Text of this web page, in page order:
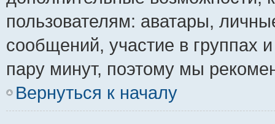
пользователям: аватары,
сообщений, участие в группах
пару минут, поэтому мы
Вернуться к началу